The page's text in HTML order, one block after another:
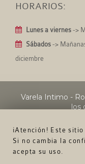
¡Atención! Este
Si no cambia la
acepta su uso.
HORARIOS:
Lunes a viernes ->
Sábados ->
diciembre
Varela Intimo -
los